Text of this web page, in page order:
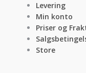
Levering
Min konto
Priser og
Store